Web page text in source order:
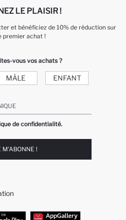
LE PLAISIR !
et bénéficiez de 10% de réduction sur
premier achat !
vous vos achats ?
MÂLE ENFANT
de confidentialité.
M'ABONNE !